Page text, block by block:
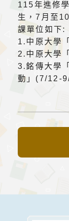
115年進修
生，7月至
課單位如下:
1.中原大學
2.中原大學
3.銘傳大學
動」(7/12-